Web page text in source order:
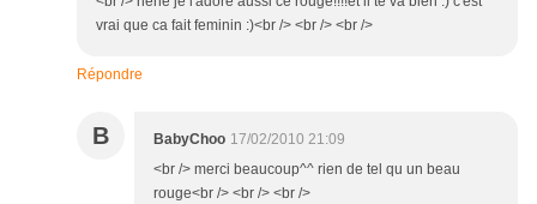
vrai que ca fait feminin :)<br /> <br /> <br />
Répondre
B BabyChoo 17/02/2010 21:09
<br /> merci beaucoup^^ rien de tel qu un beau
rouge<br /> <br /> <br />